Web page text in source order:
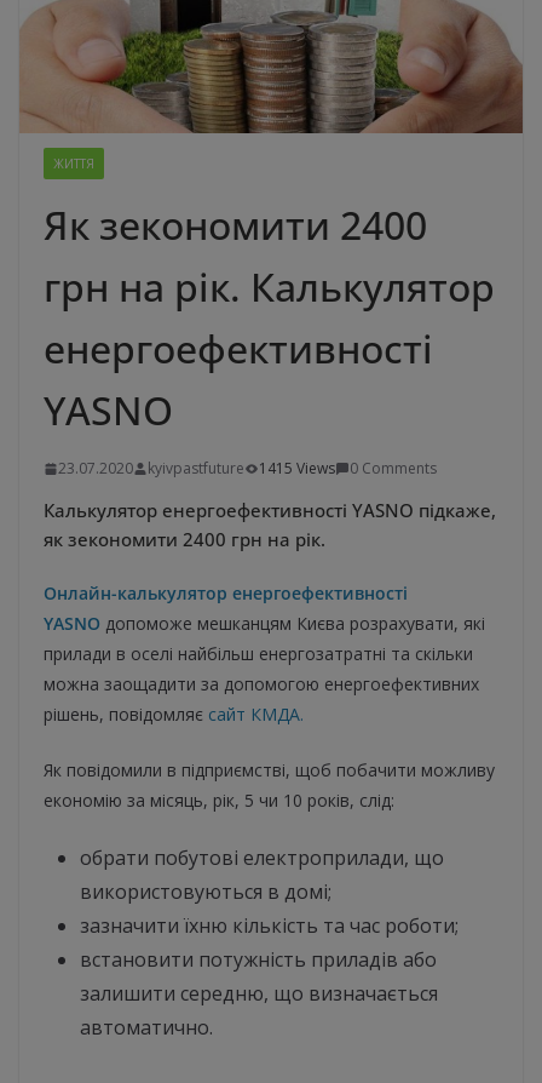
ЖИТТЯ
Як зекономити 2400
грн на рік. Калькулятор
енергоефективності
YASNO
23.07.2020 kyivpastfuture 1415 Views 0 Comments
Калькулятор енергоефективності YASNO підкаже,
як зекономити 2400 грн на рік.
Онлайн-калькулятор енергоефективності
YASNO допоможе мешканцям Києва розрахувати, які
прилади в оселі найбільш енергозатратні та скільки
можна заощадити за допомогою енергоефективних
рішень, повідомляє сайт КМДА.
Як повідомили в підприємстві, щоб побачити можливу
економію за місяць, рік, 5 чи 10 років, слід:
обрати побутові електроприлади, що
використовуються в домі;
зазначити їхню кількість та час роботи;
встановити потужність приладів або
залишити середню, що визначається
автоматично.